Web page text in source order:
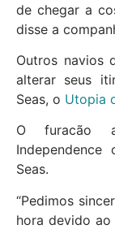
de chegar a
disse a
Outros navios
alterar seus
Seas, o Utopia
O furacão
Seas.
“Pedimos
hora devido ao